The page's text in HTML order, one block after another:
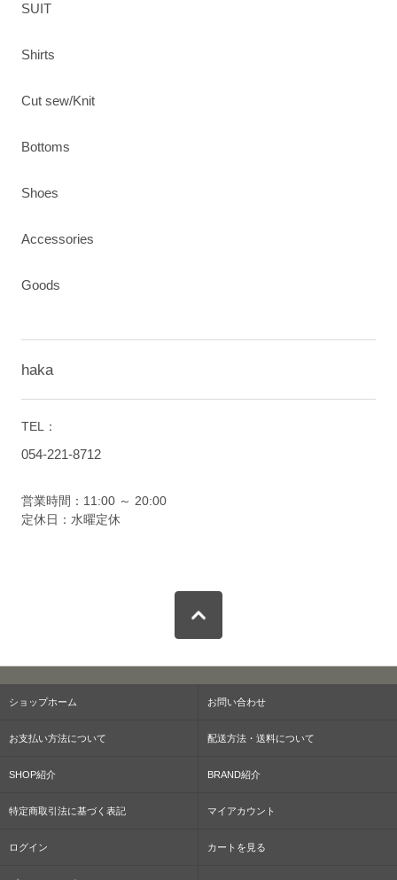
SUIT
Shirts
Cut sew/Knit
Bottoms
Shoes
Accessories
Goods
haka
TEL：
054-221-8712
営業時間：11:00 ～ 20:00
定休日：水曜定休
ショップホーム お問い合わせ
お支払い方法について 配送方法・送料について
SHOP紹介 BRAND紹介
特定商取引法に基づく表記 マイアカウント
ログイン カートを見る